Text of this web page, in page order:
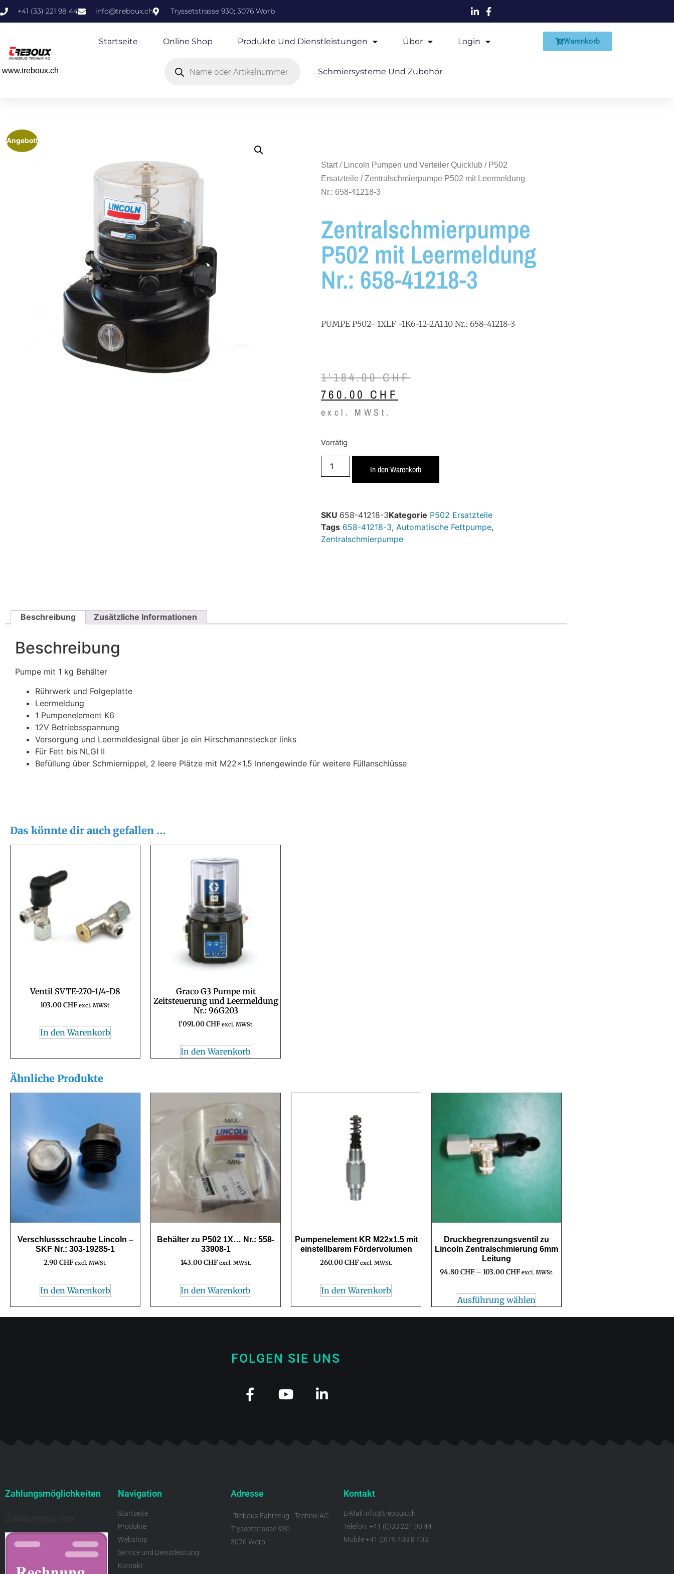
+41 (33) 221 98 44 info@treboux.ch Tryssetstrasse 930; 3076 Worb
www.treboux.ch
Startseite Online Shop Produkte Und Dienstleistungen Über Login
Schmiersysteme Und Zubehör
Shop
Warenkorb
Angebot!
Start/ Lincoln Pumpen und Verteiler Quicklub / P502
Ersatzteile / Zentralschmierpumpe P502 mit Leermeldung
Nr.: 658-41218-3
Zentralschmierpumpe
P502 mit Leermeldung
Nr.: 658-41218-3
PUMPE P502- 1XLF -1K6-12-2A1.10 Nr.: 658-41218-3
1'184.00CHF
760.00 CHF
excl. MWSt.
Vorrätig
In den Warenkorb
SKU 658-41218-3Kategorie P502 Ersatzteile
Tags 658-41218-3, Automatische Fettpumpe,
Zentralschmierpumpe
Beschreibung Zusätzliche Informationen
Beschreibung
Pumpe mit 1 kg Behälter
Rührwerk und Folgeplatte
Leermeldung
1 Pumpenelement K6
12V Betriebsspannung
Versorgung und Leermeldesignal über je ein Hirschmannstecker links
Für Fett bis NLGI II
Befüllung über Schmiernippel, 2 leere Plätze mit M22x1.5 Innengewinde für weitere Füllanschlüsse
Das könnte dir auch gefallen …
Ventil SVTE-270-1/4-D8
103.00CHF excl. MWSt.
In den Warenkorb
Graco G3 Pumpe mit
Zeitsteuerung und Leermeldung
Nr.: 96G203
1'091.00CHF excl. MWSt.
In den Warenkorb
Ähnliche Produkte
Verschlussschraube Lincoln –
SKF Nr.: 303-19285-1
2.90CHF excl. MWSt.
In den Warenkorb
Behälter zu P502 1X… Nr.: 558-
33908-1
143.00CHF excl. MWSt.
In den Warenkorb
Pumpenelement KR M22x1.5 mit
einstellbarem Fördervolumen
260.00CHF excl. MWSt.
In den Warenkorb
Druckbegrenzungsventil zu
Lincoln Zentralschmierung 6mm
Leitung
94.80CHF – 103.00CHF excl. MWSt.
Ausführung wählen
FOLGEN SIE UNS
Zahlungsmöglichkeiten Navigation
Startseite
Produkte
Webshop
Service und Dienstleistung
Kontakt
Adresse
Treboux Fahrzeug - Technik AG
Tryssetstrasse 930
3076 Worb
Kontakt
E-Mail info@treboux.ch
Telefon: +41 (0)33 221 98 44
Mobile +41 (0)79 403 8 403